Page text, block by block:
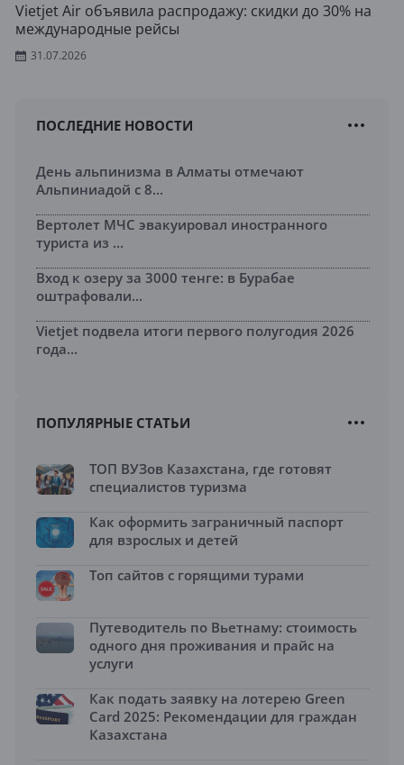
Vietjet Air объявила распродажу: скидки до 30% на
международные рейсы
31.07.2026
ПОСЛЕДНИЕ НОВОСТИ
День альпинизма в Алматы отмечают
Альпиниадой с 8...
Вертолет МЧС эвакуировал иностранного
туриста из ...
Вход к озеру за 3000 тенге: в Бурабае
оштрафовали...
Vietjet подвела итоги первого полугодия 2026
года...
ПОПУЛЯРНЫЕ СТАТЬИ
ТОП ВУЗов Казахстана, где готовят
специалистов туризма
Как оформить заграничный паспорт
для взрослых и детей
Топ сайтов с горящими турами
Путеводитель по Вьетнаму: стоимость
одного дня проживания и прайс на
услуги
Как подать заявку на лотерею Green
Card 2025: Рекомендации для граждан
Казахстана